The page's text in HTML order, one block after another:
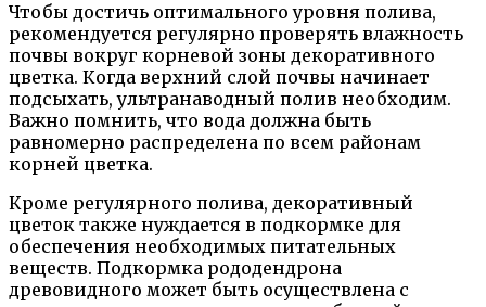
Чтобы достичь оптимального уровня полива,
рекомендуется регулярно проверять влажность
почвы вокруг корневой зоны декоративного
цветка. Когда верхний слой почвы начинает
подсыхать, ультранаводный полив необходим.
Важно помнить, что вода должна быть
равномерно распределена по всем районам
корней цветка.
Кроме регулярного полива, декоративный
цветок также нуждается в подкормке для
обеспечения необходимых питательных
веществ. Подкормка рододендрона
древовидного может быть осуществлена с